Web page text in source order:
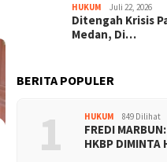
Aroma Solar Menyengat
HUKUM Juli 22, 2026
Ditengah Krisis
Medan, Di…
BERITA POPULER
1 HUKUM 849 Dilihat
FREDI
HKBP